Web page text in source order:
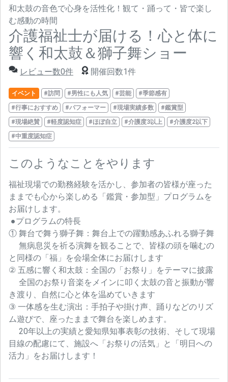
介護福祉士が届ける！心と体に
響く和太鼓＆獅子舞ショー
和太鼓の音色で心身を活性化！観て・踊って・皆で楽し
む感動の時間
レビュー数0件 開催回数1件
イベント #訪問 #男性にも人気 #芸能
#季節感有
#行事におすすめ
#パフォーマー #現場実績多数
#鑑賞型
#現場絶賛
#軽度認知症 #ほぼ自立 #介護度3以上
#介護度2以下
#中重度認知症
このようなことをやります
福祉現場での勤務経験を活かし、参加者の皆様が座った
ままでも心から楽しめる「鑑賞・参加型」プログラムを
お届けします。
●プログラムの特長
① 舞台で舞う獅子舞：舞台上での躍動感あふれる獅子舞
無病息災を祈る演舞を観ることで、皆様の頭を噛むの
と同様の「福」を会場全体にお届けします
② 五感に響く和太鼓：全国の「お祭り」をテーマに披露
全国のお祭り音楽をメインに叩く太鼓の音と振動が響
き渡り、自然に心と体を温めていきます
③ 一体感を生む演出：手拍子や掛け声、踊りなどのリズ
ム遊びで、座ったままで舞台を楽しめます。
20年以上の実績と愛知県知事表彰の技術、そして現場
目線の配慮にて、施設へ「お祭りの活気」と「明日への
活力」をお届けします！